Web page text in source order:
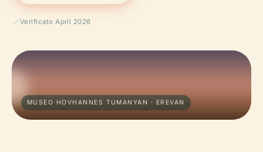
Verificato April 2026
MUSEO HOVHANNES TUMANYAN · EREVAN